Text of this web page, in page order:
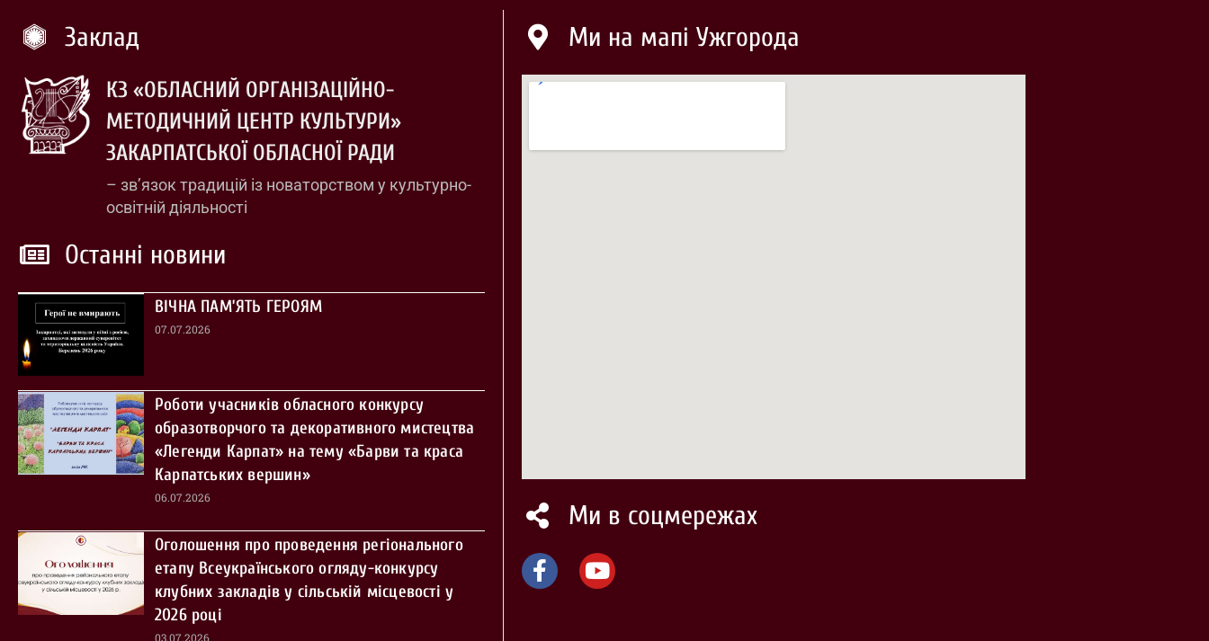
Заклад
КЗ «ОБЛАСНИЙ ОРГАНІЗАЦІЙНО-
МЕТОДИЧНИЙ ЦЕНТР КУЛЬТУРИ»
ЗАКАРПАТСЬКОЇ ОБЛАСНОЇ РАДИ
– зв’язок традицій із новаторством у культурно-
освітній діяльності
Останні новини
ВІЧНА ПАМ’ЯТЬ ГЕРОЯМ
07.07.2026
Роботи учасників обласного конкурсу
образотворчого та декоративного мистецтва
«Легенди Карпат» на тему «Барви та краса
Карпатських вершин»
06.07.2026
Оголошення про проведення регіонального
етапу Всеукраїнського огляду-конкурсу
клубних закладів у сільській місцевості у
2026 році
03.07.2026
Ми на мапі Ужгорода
Ми в соцмережах